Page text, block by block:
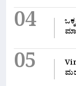
04
05